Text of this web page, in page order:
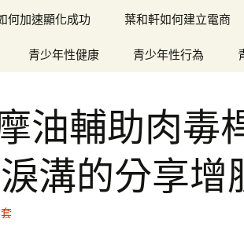
何加速顯化成功 葉和軒如何建立電商
青少年性健康 青少年性行為
油輔助肉毒
溝的分享增